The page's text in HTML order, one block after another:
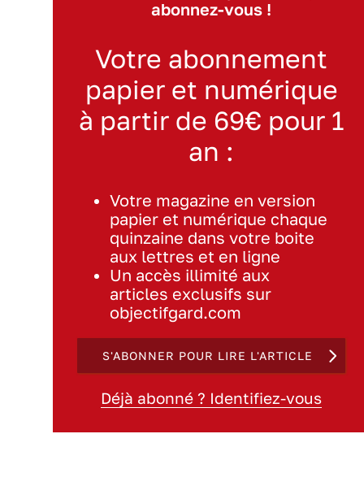
abonnez-vous !
Votre abonnement
papier et numérique
à partir de 69€ pour 1
an :
Votre magazine en version
papier et numérique chaque
quinzaine dans votre boite
aux lettres et en ligne
Un accès illimité aux
articles exclusifs sur
objectifgard.com
S'ABONNER POUR LIRE L'ARTICLE
Déjà abonné ? Identifiez-vous